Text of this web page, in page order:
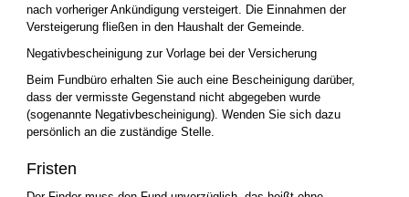
nach vorheriger Ankündigung versteigert. Die Einnahmen der
Versteigerung fließen in den Haushalt der Gemeinde.
Negativbescheinigung zur Vorlage bei der Versicherung
Beim Fundbüro erhalten Sie auch eine Bescheinigung darüber,
dass der vermisste Gegenstand nicht abgegeben wurde
(sogenannte Negativbescheinigung). Wenden Sie sich dazu
persönlich an die zuständige Stelle.
Fristen